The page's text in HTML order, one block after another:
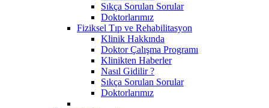
Sıkça Sorulan Sorular
Doktorlarımız
Fiziksel Tıp ve Rehabilitasyon
Klinik Hakkında
Doktor Çalışma Programı
Klinikten Haberler
Nasıl Gidilir ?
Sıkça Sorulan Sorular
Doktorlarımız